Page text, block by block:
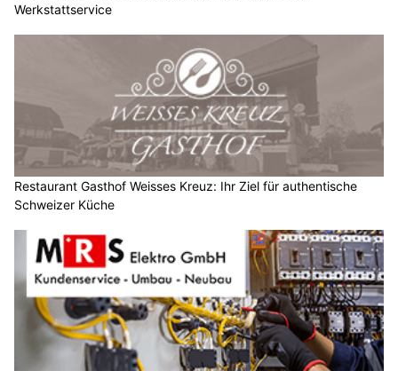
Werkstattservice
Restaurant Gasthof Weisses Kreuz: Ihr Ziel für authentische
Schweizer Küche